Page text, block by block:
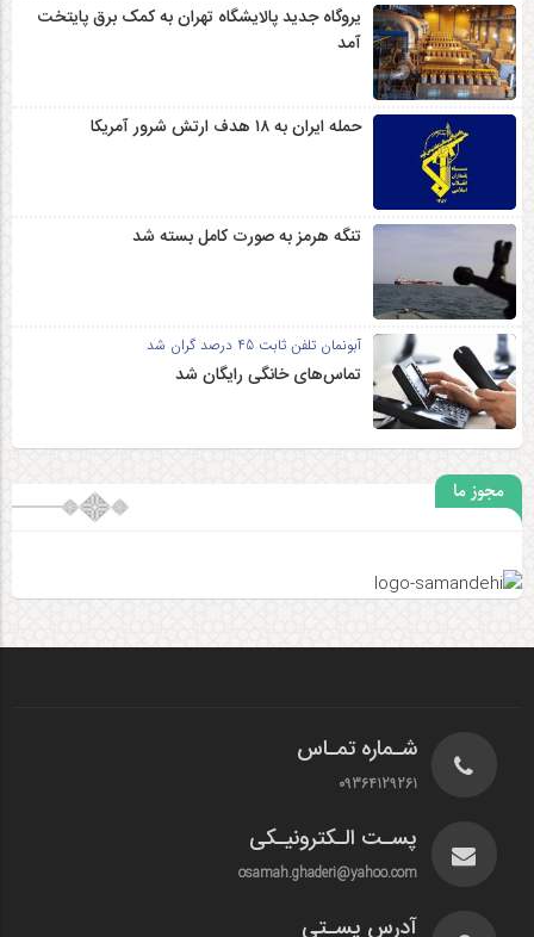
یروگاه جدید پالایشگاه تهران به کمک برق پایتخت
آمد
حمله ایران به ۱۸ هدف ارتش شرور آمریکا
تنگه هرمز به صورت کامل بسته شد
آبونمان تلفن ثابت 45 درصد گران شد
تماس‌های خانگی رایگان شد
مجوز ما
شـماره تمـاس
09364129261
پسـت الـکترونیـکی
osamah.ghaderi@yahoo.com
آدرس پسـتی